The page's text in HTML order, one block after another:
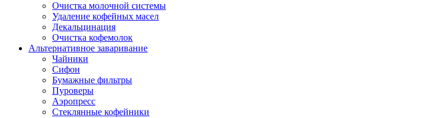
Очистка молочной системы
Удаление кофейных масел
Декальцинация
Очистка кофемолок
Альтернативное заваривание
Чайники
Сифон
Бумажные фильтры
Пуроверы
Аэропресс
Стеклянные кофейники